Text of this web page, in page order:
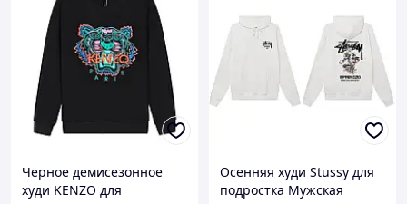
Черное демисезонное
худи KENZO для
Осенняя худи Stussy для
подростка Мужская